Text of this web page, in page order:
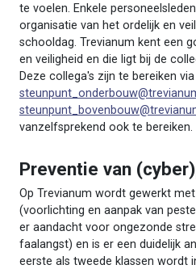
te voelen. Enkele
organisatie van het ordelijk en
schooldag. Trevianum kent een
en veiligheid en die ligt bij de
Deze collega's zijn te bereiken via
vanzelfsprekend ook te bereiken.
Preventie van
Op Trevianum wordt gewerkt
(voorlichting en aanpak van
er aandacht voor ongezonde
faalangst) en is er een duidelijk
eerste als tweede klassen wordt